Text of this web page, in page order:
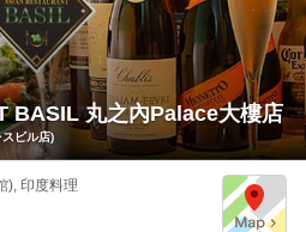
BASIL 丸之內Palace大樓店
ビル店)
), 印度料理